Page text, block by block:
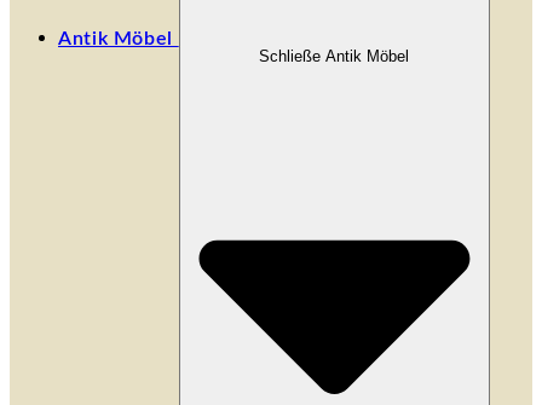
Antik Möbel
Schließe Antik Möbel